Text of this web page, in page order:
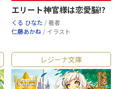
エリート神官様は恋愛脳!?
くる ひなた / 著者
仁藤あかね / イラスト
レジーナ文庫